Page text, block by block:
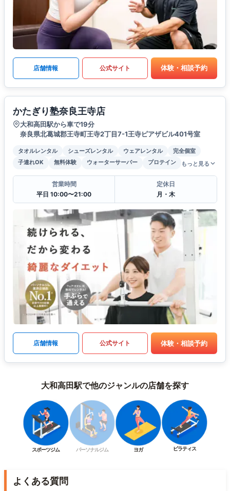
店舗情報 公式サイト 体験・相談予約
かたぎり塾奈良王寺店
大和高田駅から車で19分
奈良県北葛城郡王寺町王寺2丁目7-1王寺ピアザビル401号室
タオルレンタル シューズレンタル ウェアレンタル
完全個室
子連れOK
無料体験 ウォーターサーバー プロテイン もっと見る
営業時間
平日 10:00〜21:00
定休日
月・木
店舗情報 公式サイト 体験・相談予約
大和高田駅で他のジャンルの店舗を探す
スポーツジム パーソナルジム ヨガ ピラティス
よくある質問